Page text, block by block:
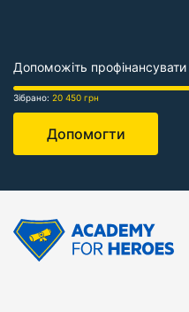
Допоможіть профінансувати
Зібрано: 20 450 грн
Допомогти